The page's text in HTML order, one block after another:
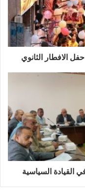
الافطار الثانوي
القيادة السياسية